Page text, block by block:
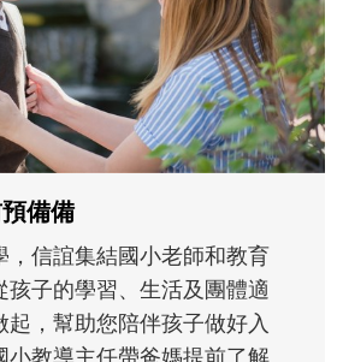
長當爸爸！男人總是在一次
的體驗中，跟著孩子一起長
感的肢體遊戲，到獨立自
解決問題的能力養成。爸爸
模樣，參與孩子每個重要的